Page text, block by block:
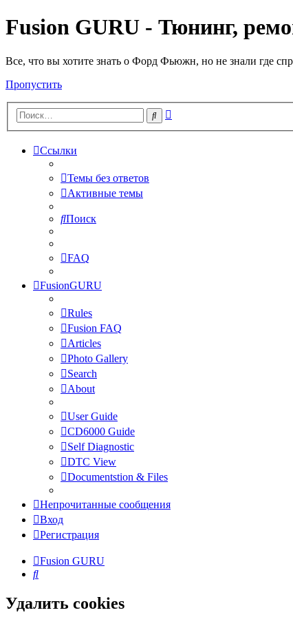
Fusion GURU - Тюнинг,
Все, что вы хотите знать о Форд Фьюжн, но не знали где
Пропустить
Поиск
Ссылки
Темы без ответов
Активные темы
Поиск
FAQ
FusionGURU
Rules
Fusion FAQ
Articles
Photo Gallery
Search
About
User Guide
CD6000 Guide
Self Diagnostic
DTC View
Documentstion & Files
Непрочитанные сообщения
Вход
Регистрация
Fusion GURU
Поиск
Удалить cookies